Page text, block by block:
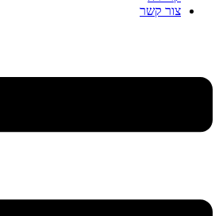
צור קשר